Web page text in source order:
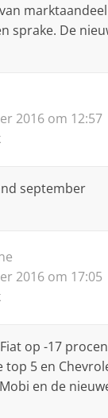
van
sprake. De
2016 om 12:57
september
2016 om 17:05
op -17
top 5 en
en de